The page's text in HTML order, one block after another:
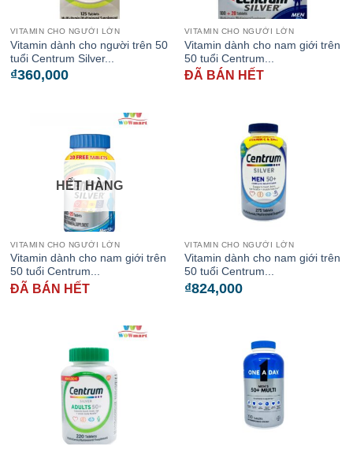
VITAMIN CHO NGƯỜI LỚN
Vitamin dành cho người trên 50
tuổi Centrum Silver...
₫360,000
VITAMIN CHO NGƯỜI LỚN
Vitamin dành cho nam giới trên
50 tuổi Centrum...
ĐÃ BÁN HẾT
HẾT HÀNG
VITAMIN CHO NGƯỜI LỚN
Vitamin dành cho nam giới trên
50 tuổi Centrum...
ĐÃ BÁN HẾT
VITAMIN CHO NGƯỜI LỚN
Vitamin dành cho nam giới trên
50 tuổi Centrum...
₫824,000